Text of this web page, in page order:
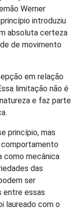
Werner
introduziu
absoluta certeza
de movimento
em relação
limitação não é
e faz parte
princípio, mas
comportamento
como mecânica
das
ser
entre essas
laureado com o